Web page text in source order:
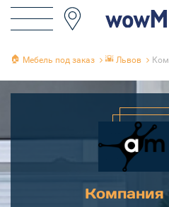
🏠 Мебель под заказ 🌇 Львов